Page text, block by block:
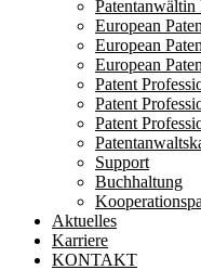
European
European
European
Patent
Patent
Patent
Support
Buchhaltung
Aktuelles
Karriere
KONTAKT